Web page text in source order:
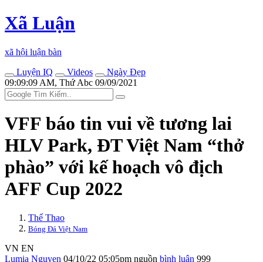
Xã Luận
xã hội luận bàn
Luyện IQ
Videos
Ngày Đẹp
09:09:09 AM, Thứ Abc 09/09/2021
VFF báo tin vui về tương lai
HLV Park, ĐT Việt Nam “thở
phào” với kế hoạch vô địch
AFF Cup 2022
Thể Thao
Bóng Đá Việt Nam
VN EN
Lumia Nguyen 04/10/22 05:05pm nguồn bình luận 999